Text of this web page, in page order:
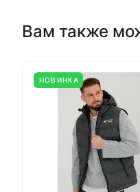
Вам также
НОВИНКА